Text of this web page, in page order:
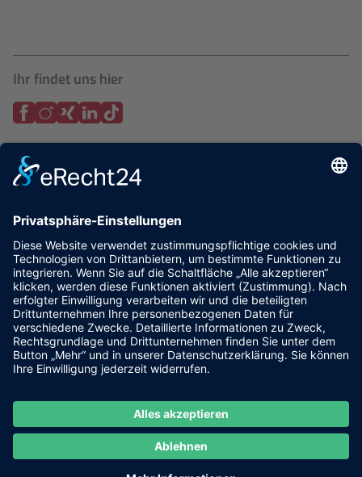
Ihr findet uns hier
NINO-Allee 11
48529 Nordhorn
wirtschaft-grafschaft.de
Wirtschaftsverband Emsland e.V.
Herzog-Arenberg-Straße 7
49716 Meppen
www.wv-emsland.de
49809 Lingen
Kontakt